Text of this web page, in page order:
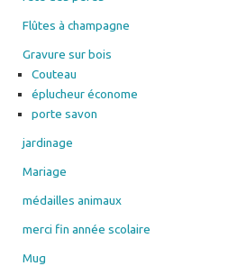
Flûtes à champagne
Gravure sur bois
Couteau
éplucheur économe
porte savon
jardinage
Mariage
médailles animaux
merci fin année scolaire
Mug